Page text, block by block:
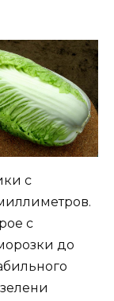
с
с
до